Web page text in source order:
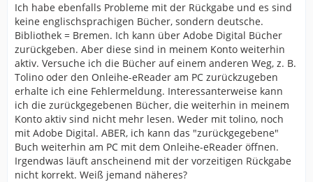
Ich habe ebenfalls Probleme mit der Rückgabe und es sind
keine englischsprachigen Bücher, sondern deutsche.
Bibliothek = Bremen. Ich kann über Adobe Digital Bücher
zurückgeben. Aber diese sind in meinem Konto weiterhin
aktiv. Versuche ich die Bücher auf einem anderen Weg, z. B.
Tolino oder den Onleihe-eReader am PC zurückzugeben
erhalte ich eine Fehlermeldung. Interessanterweise kann
ich die zurückgegebenen Bücher, die weiterhin in meinem
Konto aktiv sind nicht mehr lesen. Weder mit tolino, noch
mit Adobe Digital. ABER, ich kann das "zurückgegebene"
Buch weiterhin am PC mit dem Onleihe-eReader öffnen.
Irgendwas läuft anscheinend mit der vorzeitigen Rückgabe
nicht korrekt. Weiß jemand näheres?